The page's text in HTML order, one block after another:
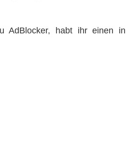
AdBlocker, habt ihr einen in